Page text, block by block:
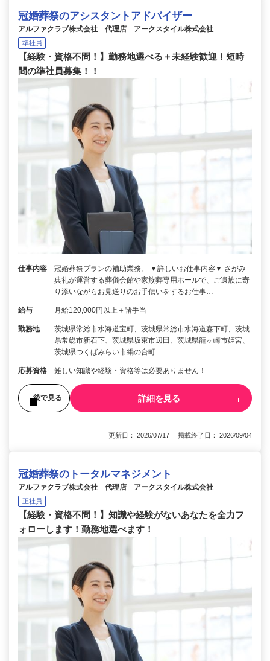
冠婚葬祭のアシスタントアドバイザー
アルファクラブ株式会社 代理店 アークスタイル株式会社
準社員
【経験・資格不問！】勤務地選べる＋未経験歓迎！短時
間の準社員募集！！
仕事内容
冠婚葬祭プランの補助業務。 ▼詳しいお仕事内容▼ さがみ
典礼が運営する葬儀会館や家族葬専用ホールで、ご遺族に寄
り添いながらお見送りのお手伝いをするお仕事…
給与 月給120,000円以上＋諸手当
勤務地
茨城県常総市水海道宝町、茨城県常総市水海道森下町、茨城
県常総市新石下、茨城県坂東市辺田、茨城県龍ヶ崎市姫宮、
茨城県つくばみらい市絹の台町
応募資格 難しい知識や経験・資格等は必要ありません！
後で見る 詳細を見る
更新日： 2026/07/17 掲載終了日： 2026/09/04
冠婚葬祭のトータルマネジメント
アルファクラブ株式会社 代理店 アークスタイル株式会社
正社員
【経験・資格不問！】知識や経験がないあなたを全力フ
ォローします！勤務地選べます！